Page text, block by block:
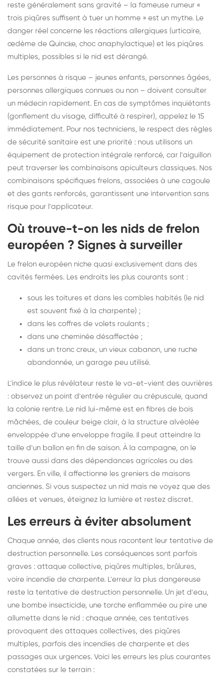
reste généralement sans gravité – la fameuse rumeur «
trois piqûres suffisent à tuer un homme » est un mythe. Le
danger réel concerne les réactions allergiques (urticaire,
œdème de Quincke, choc anaphylactique) et les piqûres
multiples, possibles si le nid est dérangé.
Les personnes à risque – jeunes enfants, personnes âgées,
personnes allergiques connues ou non – doivent consulter
un médecin rapidement. En cas de symptômes inquiétants
(gonflement du visage, difficulté à respirer), appelez le 15
immédiatement. Pour nos techniciens, le respect des règles
de sécurité sanitaire est une priorité : nous utilisons un
équipement de protection intégrale renforcé, car l'aiguillon
peut traverser les combinaisons apiculteurs classiques. Nos
combinaisons spécifiques frelons, associées à une cagoule
et des gants renforcés, garantissent une intervention sans
risque pour l'applicateur.
Où trouve-t-on les nids de frelon
européen ? Signes à surveiller
Le frelon européen niche quasi exclusivement dans des
cavités fermées. Les endroits les plus courants sont :
sous les toitures et dans les combles habités (le nid
est souvent fixé à la charpente) ;
dans les coffres de volets roulants ;
dans une cheminée désaffectée ;
dans un tronc creux, un vieux cabanon, une ruche
abandonnée, un garage peu utilisé.
L'indice le plus révélateur reste le va-et-vient des ouvrières
: observez un point d'entrée régulier au crépuscule, quand
la colonie rentre. Le nid lui-même est en fibres de bois
mâchées, de couleur beige clair, à la structure alvéolée
enveloppée d'une enveloppe fragile. Il peut atteindre la
taille d'un ballon en fin de saison. À la campagne, on le
trouve aussi dans des dépendances agricoles ou des
vergers. En ville, il affectionne les greniers de maisons
anciennes. Si vous suspectez un nid mais ne voyez que des
allées et venues, éteignez la lumière et restez discret.
Les erreurs à éviter absolument
Chaque année, des clients nous racontent leur tentative de
destruction personnelle. Les conséquences sont parfois
graves : attaque collective, piqûres multiples, brûlures,
voire incendie de charpente. L'erreur la plus dangereuse
reste la tentative de destruction personnelle. Un jet d'eau,
une bombe insecticide, une torche enflammée ou pire une
allumette dans le nid : chaque année, ces tentatives
provoquent des attaques collectives, des piqûres
multiples, parfois des incendies de charpente et des
passages aux urgences. Voici les erreurs les plus courantes
constatées sur le terrain :